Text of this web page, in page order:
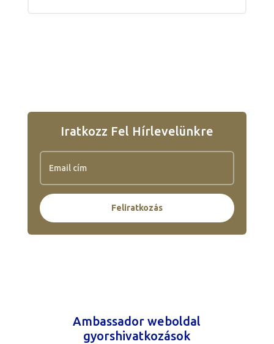
Iratkozz Fel Hírlevelünkre
Feliratkozás
Ambassador weboldal
gyorshivatkozások